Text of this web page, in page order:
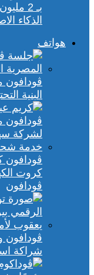
بـ 2
الذكاء
هواتف
البنية
كروت
ڤودافون
شراكة